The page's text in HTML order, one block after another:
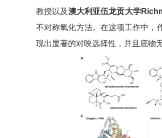
教授以及 澳大利亚伍龙贡大学
不对称氧化方法。在这项工作中，
现出显著的对映选择性，并且底物